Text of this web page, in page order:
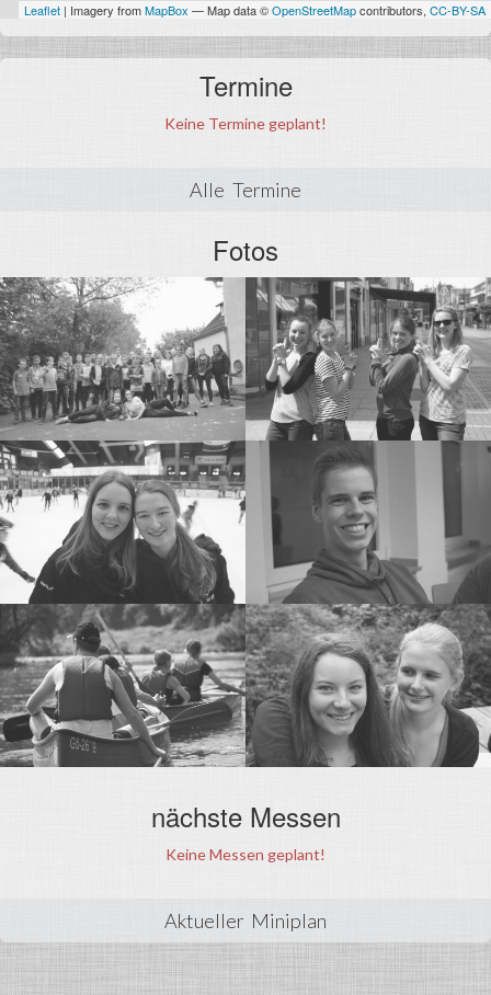
Leaflet | Imagery fromMapBox — Map data ©OpenStreetMapcontributors, CC-BY-SA
Termine
Keine Termine geplant!
Alle Termine
Fotos
nächste Messen
Keine Messen geplant!
Aktueller Miniplan